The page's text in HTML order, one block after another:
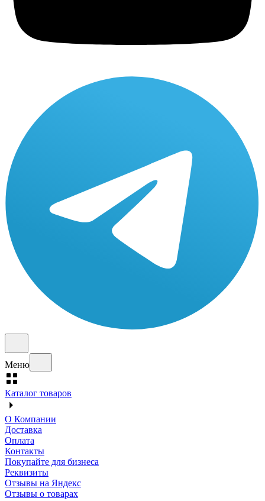
Меню
Каталог товаров
О Компании
Доставка
Оплата
Контакты
Покупайте для бизнеса
Реквизиты
Отзывы на Яндекс
Отзывы о товарах